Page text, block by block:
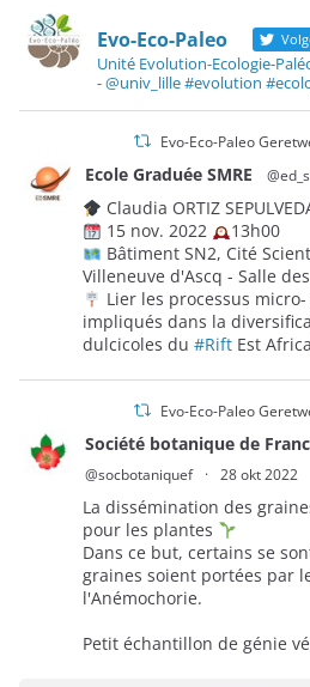
Evo-Eco-Paleo
Unité Evolution-Ecologie-
- @univ_lille #evolution
Evo-Eco-Paleo
Ecole Graduée SMRE
Claudia ORTIZ
15 nov. 2022
13h00
Bâtiment SN2, Cité
Villeneuve d'Ascq - Salle
Lier les processus
impliqués dans la
dulcicoles du #Rift Est
Evo-Eco-Paleo
Société botanique de
@socbotaniquef · 28 okt 2022
La dissémination des
pour les plantes
Dans ce but, certains se
graines soient portées par
l'Anémochorie.
Petit échantillon de génie